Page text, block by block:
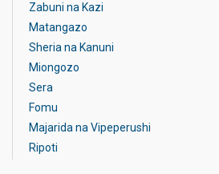
Zabuni na Kazi
Matangazo
Sheria na Kanuni
Miongozo
Sera
Fomu
Majarida na Vipeperushi
Ripoti